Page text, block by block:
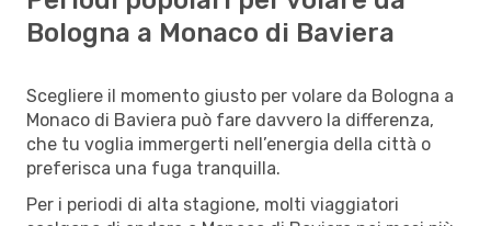
Bologna a Monaco di Baviera
Scegliere il momento giusto per volare da Bologna a
Monaco di Baviera può fare davvero la differenza,
che tu voglia immergerti nell’energia della città o
preferisca una fuga tranquilla.
Per i periodi di alta stagione, molti viaggiatori